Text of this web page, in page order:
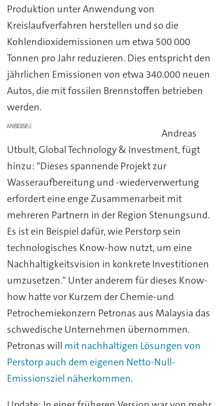
Produktion unter Anwendung von
Kreislaufverfahren herstellen und so die
Kohlendioxidemissionen um etwa 500 000
Tonnen pro Jahr reduzieren. Dies entspricht den
jährlichen Emissionen von etwa 340.000 neuen
Autos, die mit fossilen Brennstoffen betrieben
werden.
ANZEIGE
Andreas
Utbult, Global Technology & Investment, fügt
hinzu: "Dieses spannende Projekt zur
Wasseraufbereitung und -wiederverwertung
erfordert eine enge Zusammenarbeit mit
mehreren Partnern in der Region Stenungsund.
Es ist ein Beispiel dafür, wie Perstorp sein
technologisches Know-how nutzt, um eine
Nachhaltigkeitsvision in konkrete Investitionen
umzusetzen." Unter anderem für dieses Know-
how hatte vor Kurzem der Chemie-und
Petrochemiekonzern Petronas aus Malaysia das
schwedische Unternehmen übernommen.
Petronas will mit nachhaltigen Lösungen von
Perstorp auch dem eigenen Netto-Null-
Emissionsziel näherkommen.